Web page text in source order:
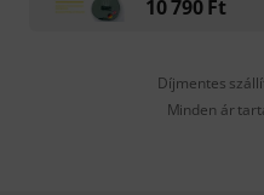
10 790 Ft
Díjmentes
Minden ár